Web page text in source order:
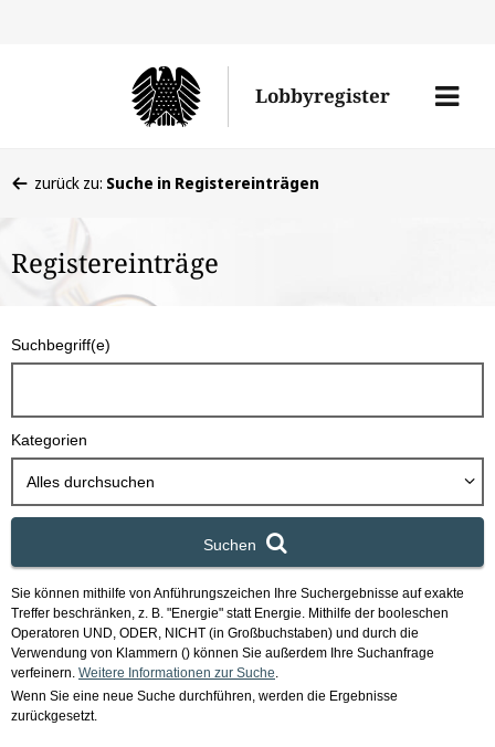
den
Lobbyregister
Menü
befinden
hier:
zurück zu: Suche in Registereinträgen
Registereinträge
u
h
b
x
Suchbegriff(e)
Kategorien
Alles durchsuchen
Suchen
Sie können mithilfe von Anführungszeichen Ihre Suchergebnisse auf exakte
Treffer beschränken, z. B. "Energie" statt Energie. Mithilfe der booleschen
Operatoren UND, ODER, NICHT (in Großbuchstaben) und durch die
Verwendung von Klammern () können Sie außerdem Ihre Suchanfrage
verfeinern. Weitere Informationen zur Suche
Wenn Sie eine neue Suche durchführen, werden die Ergebnisse
zurückgesetzt.